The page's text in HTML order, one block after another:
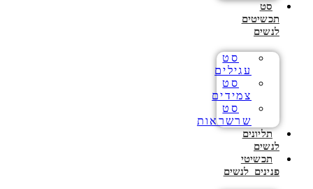
סט
תכשיטים
לנשים
סט
עגילים
סט
צמידים
סט
שרשראות
תליונים
לנשים
תכשיטי
פנינים לנשים